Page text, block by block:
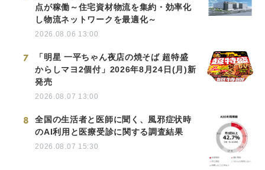
点が稼働～住宅資材物流を集約・効率化
し物流ネットワークを最適化～
2026.08.06 13:00
7
「明星 一平ちゃん夜店の焼そば 超特盛
からしマヨ2個付」2026年8月24日(月)新
発売
2026.08.07 13:00
8
全国の生活者と医師に聞く、風邪症状時
のAI利用と医療受診に関する調査結果
2026.08.07 15:30